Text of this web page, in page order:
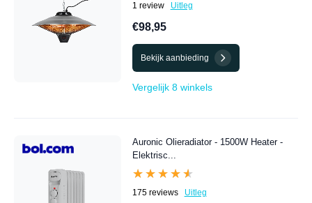
1 review Uitleg
€98,95
Bekijk aanbieding
Vergelijk 8 winkels
Auronic Olieradiator - 1500W Heater -
Elektrisc...
★★★★★
★★★★★
175 reviews Uitleg